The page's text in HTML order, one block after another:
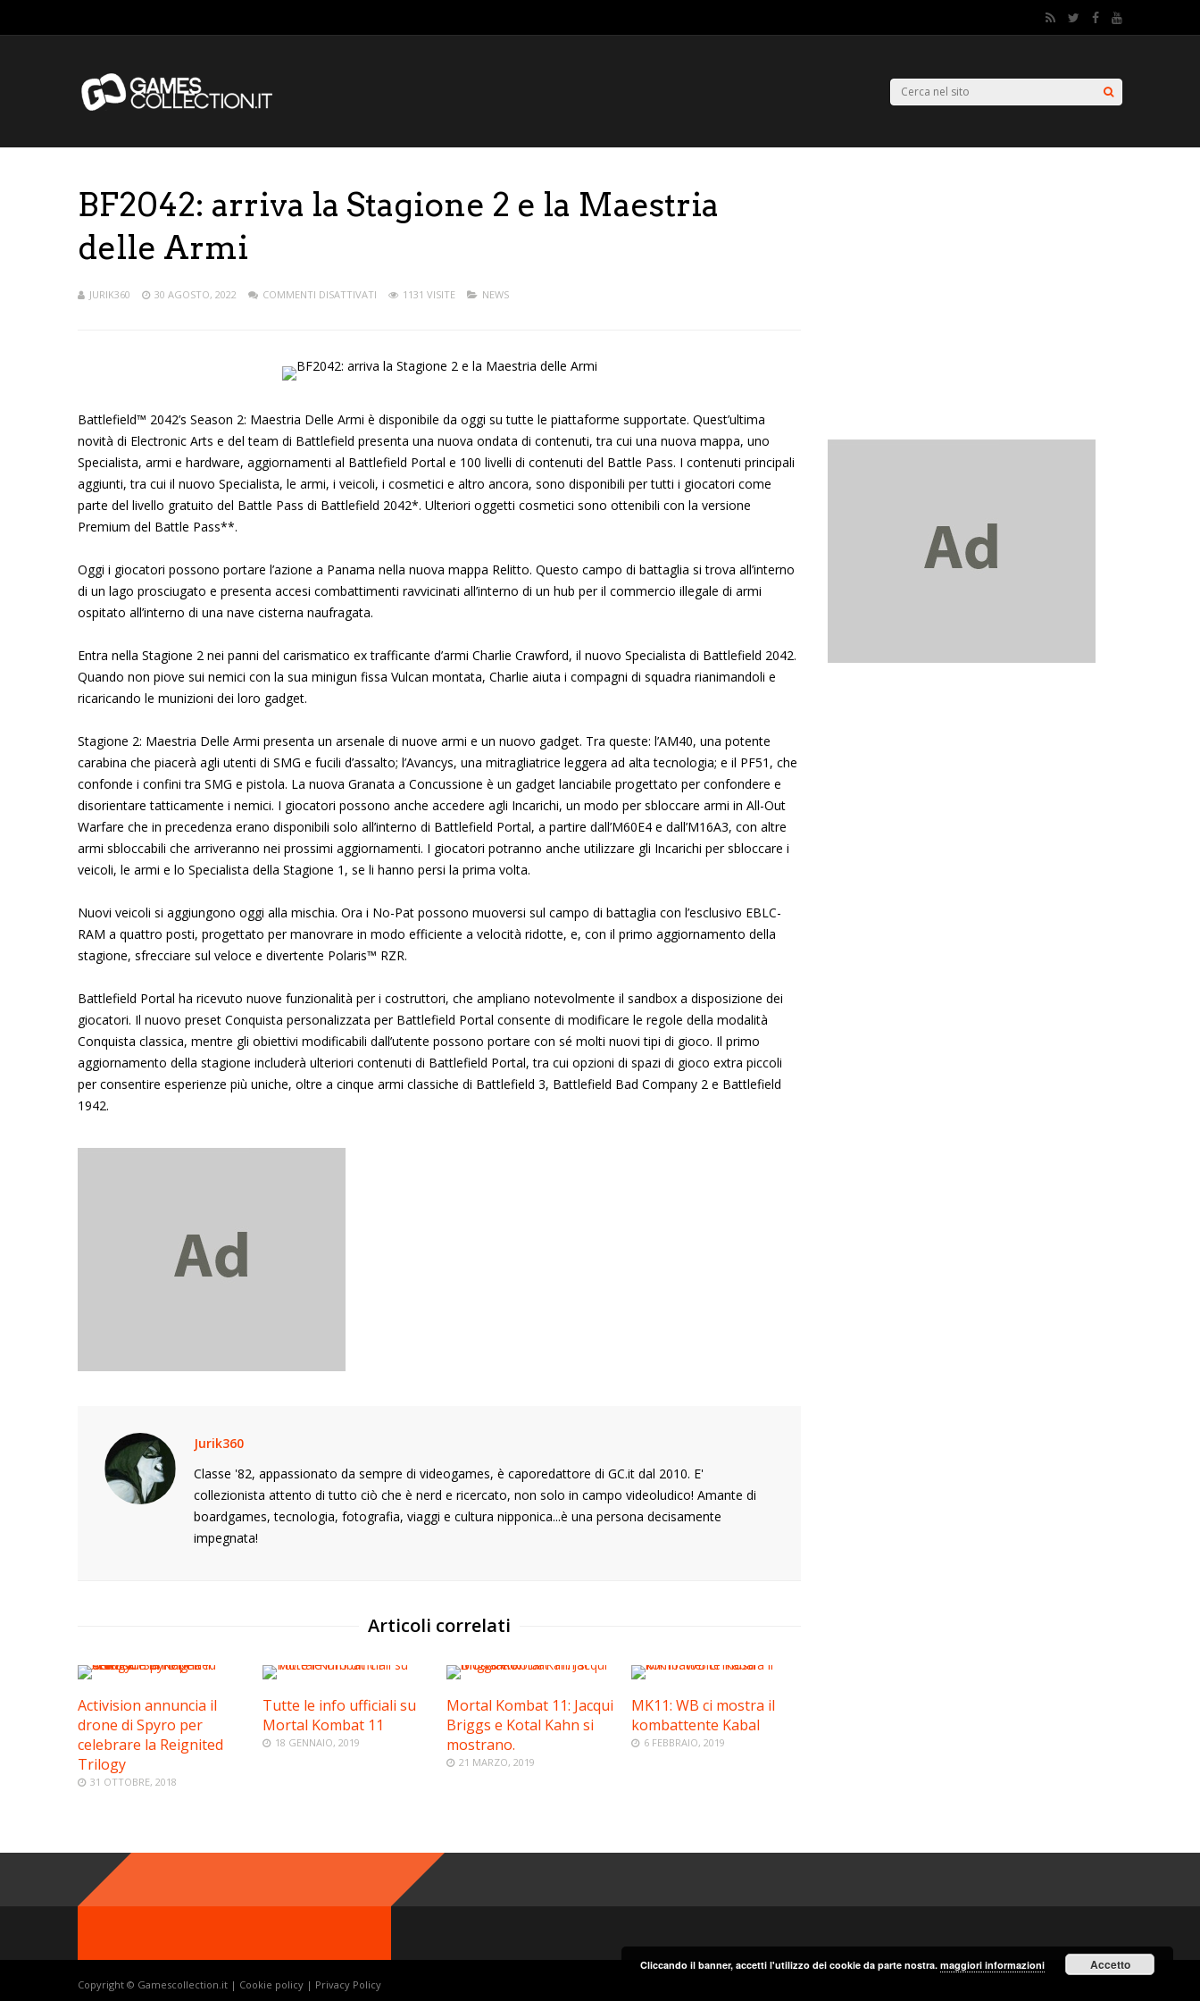
BF2042: arriva la Stagione 2 e la Maestria
delle Armi
JURIK360 30 AGOSTO, 2022 COMMENTI DISATTIVATI 1131 VISITE NEWS
Battlefield™ 2042’s Season 2: Maestria Delle Armi è disponibile da oggi su tutte le piattaforme supportate. Quest’ultima
novità di Electronic Arts e del team di Battlefield presenta una nuova ondata di contenuti, tra cui una nuova mappa, uno
Specialista, armi e hardware, aggiornamenti al Battlefield Portal e 100 livelli di contenuti del Battle Pass. I contenuti principali
aggiunti, tra cui il nuovo Specialista, le armi, i veicoli, i cosmetici e altro ancora, sono disponibili per tutti i giocatori come
parte del livello gratuito del Battle Pass di Battlefield 2042*. Ulteriori oggetti cosmetici sono ottenibili con la versione
Premium del Battle Pass**.
Oggi i giocatori possono portare l’azione a Panama nella nuova mappa Relitto. Questo campo di battaglia si trova all’interno
di un lago prosciugato e presenta accesi combattimenti ravvicinati all’interno di un hub per il commercio illegale di armi
ospitato all’interno di una nave cisterna naufragata.
Entra nella Stagione 2 nei panni del carismatico ex trafficante d’armi Charlie Crawford, il nuovo Specialista di Battlefield 2042.
Quando non piove sui nemici con la sua minigun fissa Vulcan montata, Charlie aiuta i compagni di squadra rianimandoli e
ricaricando le munizioni dei loro gadget.
Stagione 2: Maestria Delle Armi presenta un arsenale di nuove armi e un nuovo gadget. Tra queste: l’AM40, una potente
carabina che piacerà agli utenti di SMG e fucili d’assalto; l’Avancys, una mitragliatrice leggera ad alta tecnologia; e il PF51, che
confonde i confini tra SMG e pistola. La nuova Granata a Concussione è un gadget lanciabile progettato per confondere e
disorientare tatticamente i nemici. I giocatori possono anche accedere agli Incarichi, un modo per sbloccare armi in All-Out
Warfare che in precedenza erano disponibili solo all’interno di Battlefield Portal, a partire dall’M60E4 e dall’M16A3, con altre
armi sbloccabili che arriveranno nei prossimi aggiornamenti. I giocatori potranno anche utilizzare gli Incarichi per sbloccare i
veicoli, le armi e lo Specialista della Stagione 1, se li hanno persi la prima volta.
Nuovi veicoli si aggiungono oggi alla mischia. Ora i No-Pat possono muoversi sul campo di battaglia con l’esclusivo EBLC-
RAM a quattro posti, progettato per manovrare in modo efficiente a velocità ridotte, e, con il primo aggiornamento della
stagione, sfrecciare sul veloce e divertente Polaris™ RZR.
Battlefield Portal ha ricevuto nuove funzionalità per i costruttori, che ampliano notevolmente il sandbox a disposizione dei
giocatori. Il nuovo preset Conquista personalizzata per Battlefield Portal consente di modificare le regole della modalità
Conquista classica, mentre gli obiettivi modificabili dall’utente possono portare con sé molti nuovi tipi di gioco. Il primo
aggiornamento della stagione includerà ulteriori contenuti di Battlefield Portal, tra cui opzioni di spazi di gioco extra piccoli
per consentire esperienze più uniche, oltre a cinque armi classiche di Battlefield 3, Battlefield Bad Company 2 e Battlefield
1942.
Jurik360
Classe '82, appassionato da sempre di videogames, è caporedattore di GC.it dal 2010. E'
collezionista attento di tutto ciò che è nerd e ricercato, non solo in campo videoludico! Amante di
boardgames, tecnologia, fotografia, viaggi e cultura nipponica...è una persona decisamente
impegnata!
Articoli correlati
Activision annuncia il
drone di Spyro per
celebrare la Reignited
Trilogy
31 OTTOBRE, 2018
Tutte le info ufficiali su
Mortal Kombat 11
18 GENNAIO, 2019
Mortal Kombat 11: Jacqui
Briggs e Kotal Kahn si
mostrano.
21 MARZO, 2019
MK11: WB ci mostra il
kombattente Kabal
6 FEBBRAIO, 2019
Copyright © Gamescollection.it | Cookie policy | Privacy Policy
Cliccando il banner, accetti l'utilizzo dei cookie da parte nostra. maggiori informazioni Accetto